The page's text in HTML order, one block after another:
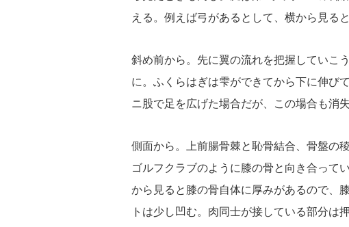
える。例えば弓があるとして、横から見る
斜め前から。先に翼の流れを把握していこ
に。ふくらはぎは雫ができてから下に伸び
ニ股で足を広げた場合だが、この場合も消
側面から。上前腸骨棘と恥骨結合、骨盤の
ゴルフクラブのように膝の骨と向き合って
から見ると膝の骨自体に厚みがあるので、
トは少し凹む。肉同士が接している部分は